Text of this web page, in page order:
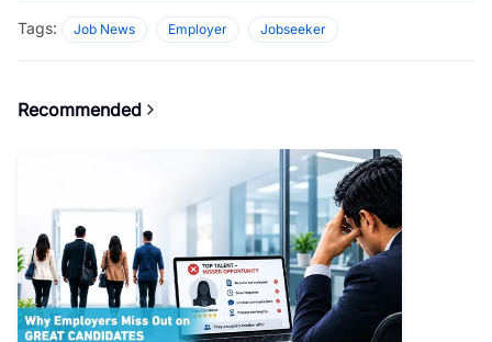
Tags: Job News Employer Jobseeker
Recommended